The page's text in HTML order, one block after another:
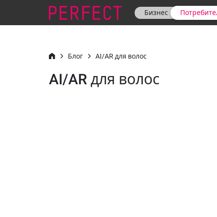
Бизнес
Блог AI/AR для волос
AI/AR для волос